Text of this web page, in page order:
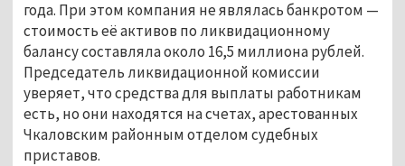
года. При этом компания не являлась банкротом —
стоимость её активов по ликвидационному
балансу составляла около 16,5 миллиона рублей.
Председатель ликвидационной комиссии
уверяет, что средства для выплаты работникам
есть, но они находятся на счетах, арестованных
Чкаловским районным отделом судебных
приставов.